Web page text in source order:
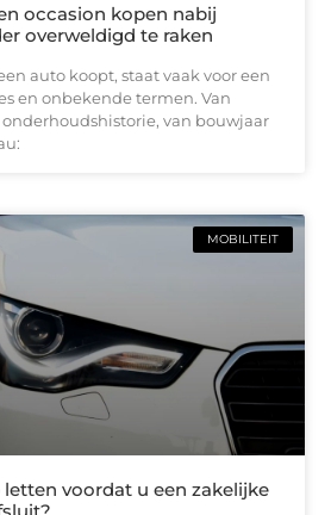
occasion kopen nabij
overweldigd te raken
auto koopt, staat vaak voor een
en onbekende termen. Van
van bouwjaar
MOBILITEIT
voordat u een zakelijke